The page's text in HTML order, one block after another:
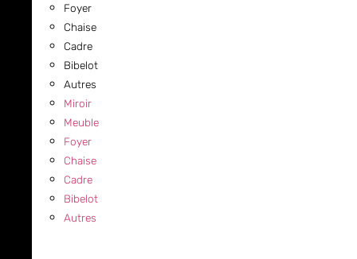
Foyer
Chaise
Cadre
Bibelot
Autres
Miroir
Meuble
Foyer
Chaise
Cadre
Bibelot
Autres